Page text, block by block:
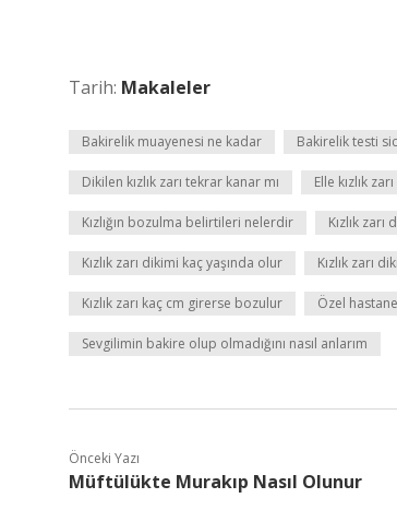
Tarih: Makaleler
Bakirelik muayenesi ne kadar Bakirelik testi
Dikilen kızlık zarı tekrar kanar mı Elle kızlık
Kızlığın bozulma belirtileri nelerdir Kızlık
Kızlık zarı dikimi kaç yaşında olur Kızlık zarı
Kızlık zarı kaç cm girerse bozulur Özel
Sevgilimin bakire olup olmadığını nasıl anlarım
Önceki Yazı
Müftülükte Murakıp Nasıl Olunur